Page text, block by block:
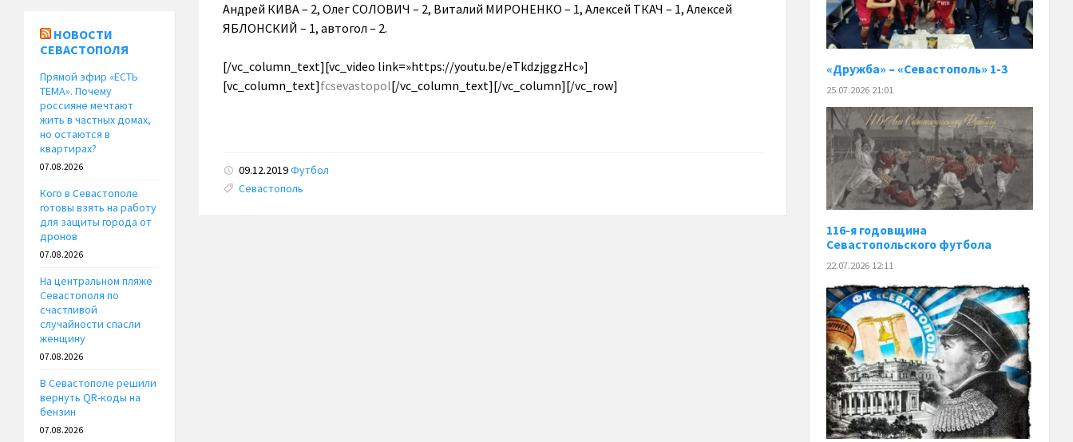
Андрей КИВА – 2, Олег СОЛОВИЧ – 2, Виталий МИРОНЕНКО – 1, Алексей ТКАЧ – 1, Алексей
ЯБЛОНСКИЙ – 1, автогол – 2.
[/vc_column_text][vc_video link=»https://youtu.be/eTkdzjggzHc»]
[vc_column_text]fcsevastopol[/vc_column_text][/vc_column][/vc_row]
09.12.2019Футбол
Tags:
Севастополь
НОВОСТИ
СЕВАСТОПОЛЯ
Прямой эфир «ЕСТЬ
ТЕМА». Почему
россияне мечтают
жить в частных домах,
но остаются в
квартирах?
07.08.2026
Кого в Севастополе
готовы взять на работу
для защиты города от
дронов
07.08.2026
На центральном пляже
Севастополя по
счастливой
случайности спасли
женщину
07.08.2026
В Севастополе решили
вернуть QR-коды на
бензин
07.08.2026
«Дружба» – «Севастополь» 1-3
25.07.2026 21:01
116-я годовщина
Севастопольского футбола
22.07.2026 12:11